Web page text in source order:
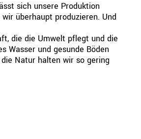
sich unsere Produktion
überhaupt produzieren. Und
die die Umwelt pflegt und die
Wasser und gesunde Böden
Natur halten wir so gering